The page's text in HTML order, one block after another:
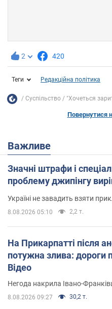
2 420
Теги Редакційна політика
Суспільство "Хочеться
Повернутися
Важливе
Значні штрафи і
проблему джипінгу
Україні не завадить взяти
8.08.2026 05:10 2,2 т.
На Прикарпатті після
потужна злива: дороги
Відео
Негода накрила Івано-
8.08.2026 09:27 30,2 т.